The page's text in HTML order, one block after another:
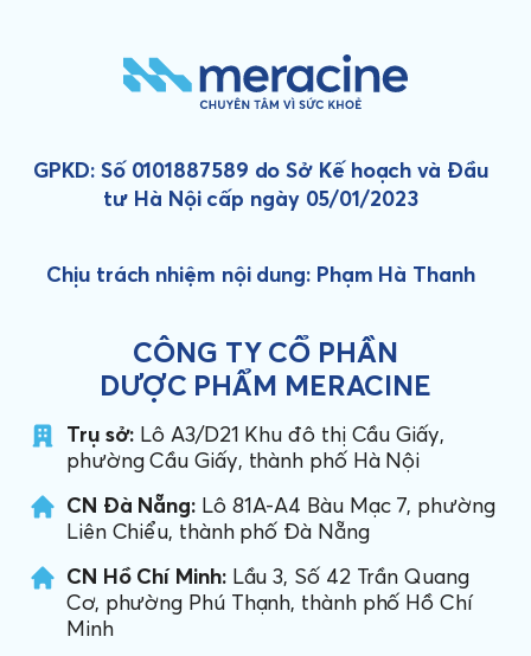
GPKD: Số 0101887589 do Sở Kế hoạch và Đầu
tư Hà Nội cấp ngày 05/01/2023
Chịu trách nhiệm nội dung: Phạm Hà Thanh
CÔNG TY CỔ PHẦN
DƯỢC PHẨM MERACINE
Trụ sở: Lô A3/D21 Khu đô thị Cầu Giấy,
phường Cầu Giấy, thành phố Hà Nội
CN Đà Nẵng: Lô 81A-A4 Bàu Mạc 7, phường
Liên Chiểu, thành phố Đà Nẵng
CN Hồ Chí Minh:Lầu 3, Số 42 Trần Quang
Cơ, phường Phú Thạnh, thành phố Hồ Chí
Minh